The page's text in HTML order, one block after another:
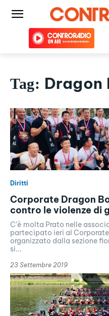
Tag: Dragon
Diritti
Corporate Dragon
contro le violenze di
C’è molta Prato nelle
partecipato ieri al
organizzato dalla sezione
si...
23 Settembre 2019